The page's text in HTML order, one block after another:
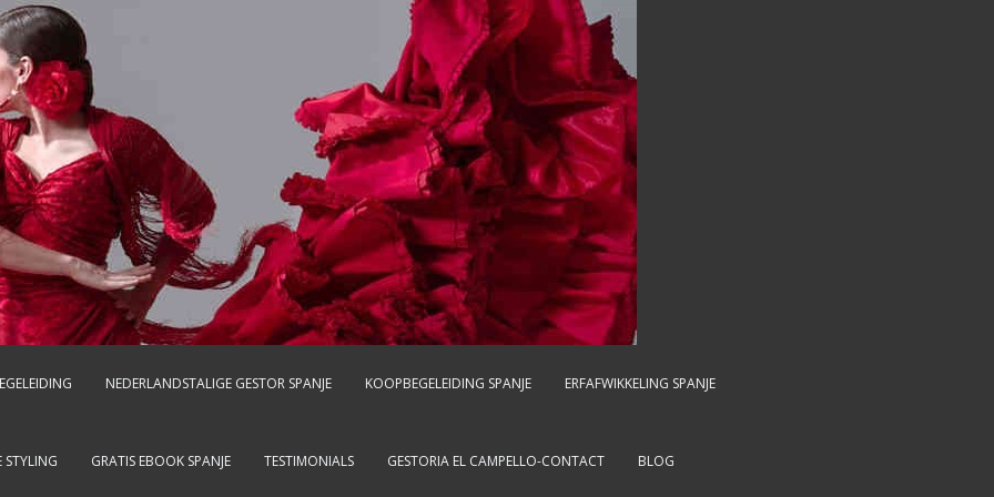
NEDERLANDSTALIGE GESTOR SPANJE KOOPBEGELEIDING SPANJE ERFAFWIKKELING SPANJE
STYLING GRATIS EBOOK SPANJE TESTIMONIALS GESTORIA EL CAMPELLO-CONTACT BLOG